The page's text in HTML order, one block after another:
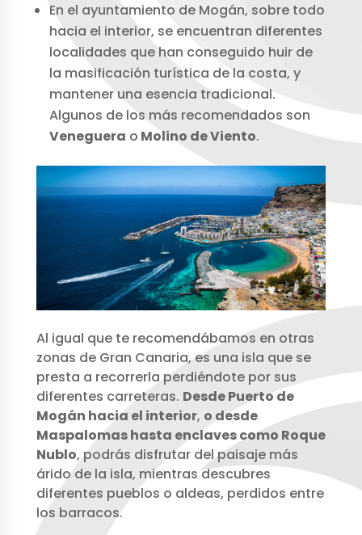
En el ayuntamiento de Mogán, sobre todo
hacia el interior, se encuentran diferentes
localidades que han conseguido huir de
la masificación turística de la costa, y
mantener una esencia tradicional.
Algunos de los más recomendados son
Veneguera o Molino de Viento.
Al igual que te recomendábamos en otras
zonas de Gran Canaria, es una isla que se
presta a recorrerla perdiéndote por sus
diferentes carreteras. Desde Puerto de
Mogán hacia el interior, o desde
Maspalomas hasta enclaves como Roque
Nublo, podrás disfrutar del paisaje más
árido de la isla, mientras descubres
diferentes pueblos o aldeas, perdidos entre
los barracos.